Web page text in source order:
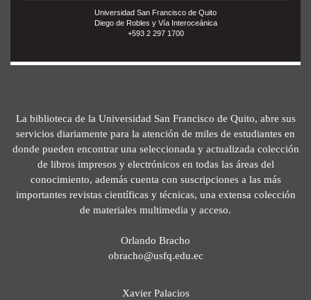
Universidad San Francisco de Quito
Diego de Robles y Vía Interoceánica
+593 2 297 1700
La biblioteca de la Universidad San Francisco de Quito, abre sus
servicios diariamente para la atención de miles de estudiantes en
donde pueden encontrar una seleccionada y actualizada colección
de libros impresos y electrónicos en todas las áreas del
conocimiento, además cuenta con suscripciones a las más
importantes revistas científicas y técnicas, una extensa colección
de materiales multimedia y acceso.
Orlando Bracho
obracho@usfq.edu.ec
Xavier Palacios